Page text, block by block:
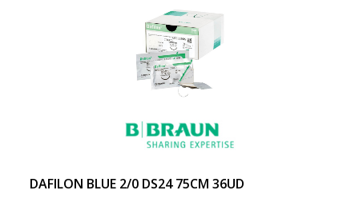
DAFILON BLUE 2/0 DS24 75CM 36UD